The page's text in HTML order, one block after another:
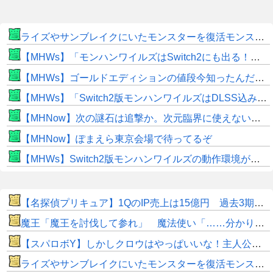
ライズやサンブレイクにいたモンスターを復活モンスターと呼ぶのはやめよう
【MHWs】「モンハンワイルズはSwitch2にも出る！」👈こいつにかけたい言葉ｗｗｗｗｗｗｗｗｗ
【MHWs】ゴールドエディションの値段今知ったんだけどやっっっっっっすwwwww
【MHWs】「Switch2版モンハンワイルズはDLSS込みで最大1440p動作」
【MHNow】次の謎石は追撃か。次元臨界に使えない時点で闘気活性以下のスキルだわ
【MHNow】ぽまえら東京会場で待ってるぞ
【MHWs】Switch2版モンハンワイルズの動作環境が判明！
【名探偵プリキュア】1QのIP売上は15億円 過去3期との比較と通期95億円計画を解説
魔王「魔王を討伐して参れ」 魔法使い「……分かりました」
【スパロボY】しかしクロウはやっぱいいな！主人公として魅力的すぎる…！
ライズやサンブレイクにいたモンスターを復活モンスターと呼ぶのはやめよう